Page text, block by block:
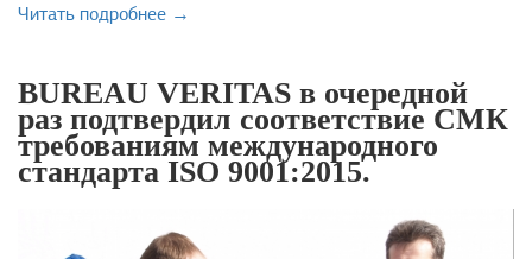
Читать подробнее →
BUREAU VERITAS в очередной
раз подтвердил соответствие СМК
требованиям международного
стандарта ISO 9001:2015.​